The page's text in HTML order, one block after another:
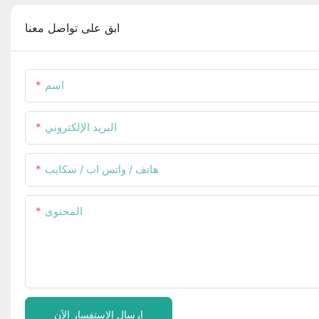
ابق على تواصل معنا
اسم
البريد الإلكتروني
هاتف / واتس اب / سكايب
المحتوى
إرسال الاستفسار الآن